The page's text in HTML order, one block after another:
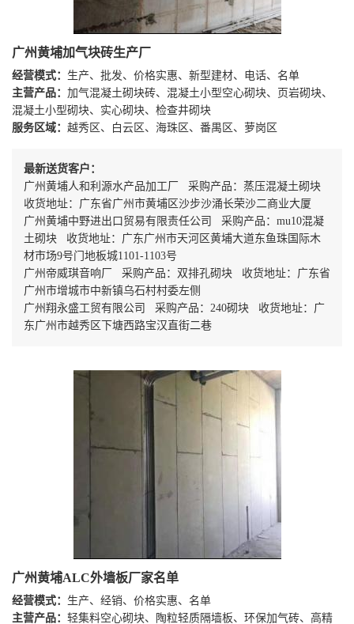
广州黄埔加气块砖生产厂
经营模式： 生产、批发、价格实惠、新型建材、电话、名单
主营产品： 加气混凝土砌块砖、混凝土小型空心砌块、页岩砌块、
混凝土小型砌块、实心砌块、检查井砌块
服务区域： 越秀区、白云区、海珠区、番禺区、萝岗区
最新送货客户：
广州黄埔人和利源水产品加工厂 采购产品：蒸压混凝土砌块
收货地址：广东省广州市黄埔区沙步沙涌长荣沙二商业大厦
广州黄埔中野进出口贸易有限责任公司 采购产品：mu10混凝
土砌块 收货地址：广东广州市天河区黄埔大道东鱼珠国际木
材市场9号门地板城1101-1103号
广州帝威琪音响厂 采购产品：双排孔砌块 收货地址：广东省
广州市增城市中新镇乌石村村委左侧
广州翔永盛工贸有限公司 采购产品：240砌块 收货地址：广
东广州市越秀区下塘西路宝汉直街二巷
广州黄埔ALC外墙板厂家名单
经营模式： 生产、经销、价格实惠、名单
主营产品： 轻集料空心砌块、陶粒轻质隔墙板、环保加气砖、高精